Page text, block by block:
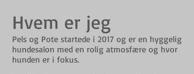
Hvem er jeg
Pels og Pote startede i 2017 og er en hyggelig
hundesalon med en rolig atmosfære og hvor
hunden er i fokus.